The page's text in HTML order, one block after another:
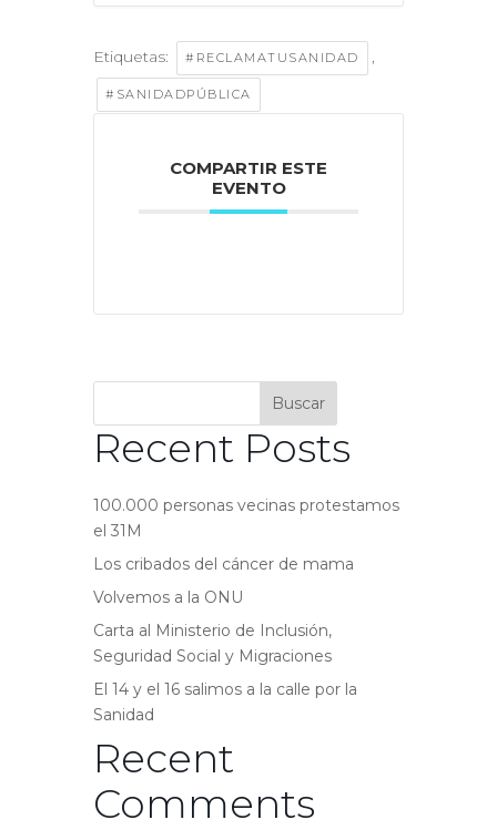
Etiquetas: #RECLAMATUSANIDAD ,
#SANIDADPÚBLICA
COMPARTIR ESTE
EVENTO
Buscar
Recent Posts
100.000 personas vecinas protestamos
el 31M
Los cribados del cáncer de mama
Volvemos a la ONU
Carta al Ministerio de Inclusión,
Seguridad Social y Migraciones
El 14 y el 16 salimos a la calle por la
Sanidad
Recent
Comments